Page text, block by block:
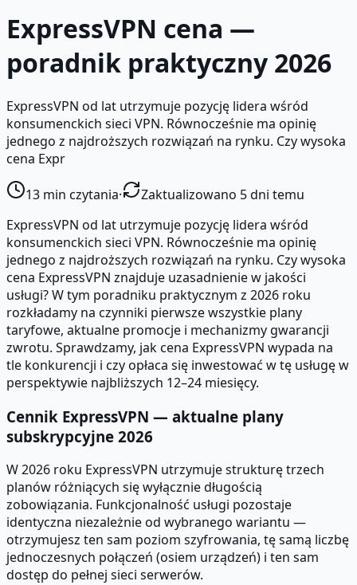
ExpressVPN cena —
poradnik praktyczny 2026
ExpressVPN od lat utrzymuje pozycję lidera wśród
konsumenckich sieci VPN. Równocześnie ma opinię
jednego z najdroższych rozwiązań na rynku. Czy wysoka
cena Expr
13 min czytania·
Zaktualizowano 5 dni temu
ExpressVPN od lat utrzymuje pozycję lidera wśród
konsumenckich sieci VPN. Równocześnie ma opinię
jednego z najdroższych rozwiązań na rynku. Czy wysoka
cena ExpressVPN znajduje uzasadnienie w jakości
usługi? W tym poradniku praktycznym z 2026 roku
rozkładamy na czynniki pierwsze wszystkie plany
taryfowe, aktualne promocje i mechanizmy gwarancji
zwrotu. Sprawdzamy, jak cena ExpressVPN wypada na
tle konkurencji i czy opłaca się inwestować w tę usługę w
perspektywie najbliższych 12–24 miesięcy.
Cennik ExpressVPN — aktualne plany
subskrypcyjne 2026
W 2026 roku ExpressVPN utrzymuje strukturę trzech
planów różniących się wyłącznie długością
zobowiązania. Funkcjonalność usługi pozostaje
identyczna niezależnie od wybranego wariantu —
otrzymujesz ten sam poziom szyfrowania, tę samą liczbę
jednoczesnych połączeń (osiem urządzeń) i ten sam
dostęp do pełnej sieci serwerów.